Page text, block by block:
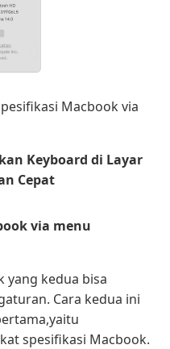
Macbook via
Keyboard di Layar
Cepat
via menu
yang kedua bisa
Cara kedua ini
spesifikasi Macbook.